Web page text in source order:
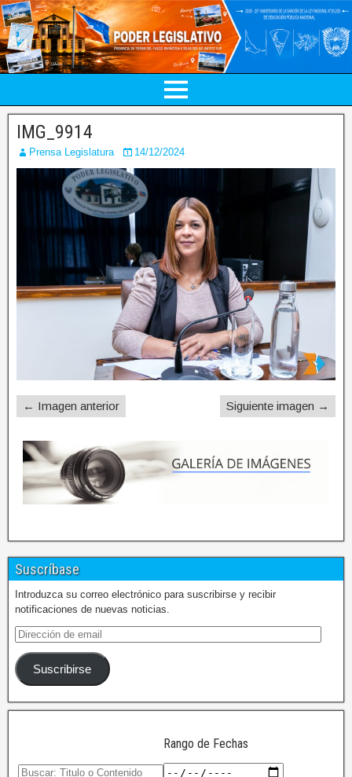
IMG_9914
Prensa Legislatura 14/12/2024
← Imagen anterior Siguiente imagen →
Suscríbase
Introduzca su correo electrónico para suscribirse y recibir
notificaciones de nuevas noticias.
Suscribirse
Rango de Fechas